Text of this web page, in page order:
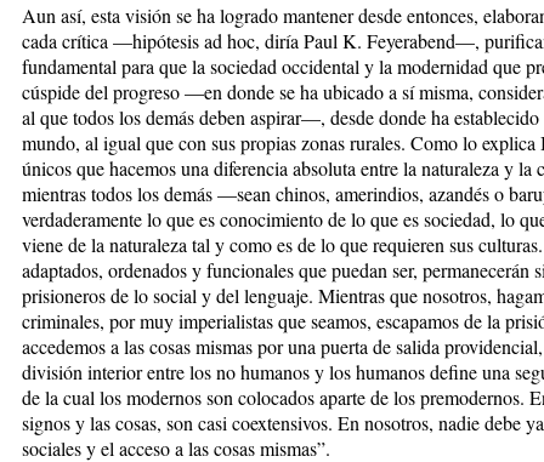
Aun así, esta visión se ha logrado mantener desde entonces,
cada crítica —hipótesis ad hoc, diría Paul K. Feyerabend—,
fundamental para que la sociedad occidental y la modernidad que
cúspide del progreso —en donde se ha ubicado a sí misma,
al que todos los demás deben aspirar—, desde donde ha
mundo, al igual que con sus propias zonas rurales. Como lo
únicos que hacemos una diferencia absoluta entre la naturaleza y
mientras todos los demás —sean chinos, amerindios, azandés o
verdaderamente lo que es conocimiento de lo que es sociedad, lo
viene de la naturaleza tal y como es de lo que requieren sus
adaptados, ordenados y funcionales que puedan ser, permanecerán
prisioneros de lo social y del lenguaje. Mientras que nosotros,
criminales, por muy imperialistas que seamos, escapamos de la
accedemos a las cosas mismas por una puerta de salida
división interior entre los no humanos y los humanos define una
de la cual los modernos son colocados aparte de los premodernos.
signos y las cosas, son casi coextensivos. En nosotros, nadie debe
sociales y el acceso a las cosas mismas”.